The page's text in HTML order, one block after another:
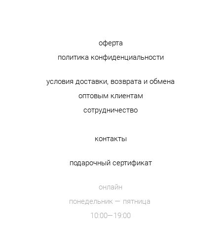
оферта
политика конфиденциальности
условия доставки, возврата и обмена
оптовым клиентам
сотрудничество
контакты
подарочный сертификат
онлайн
понедельник — пятница
10:00—19:00